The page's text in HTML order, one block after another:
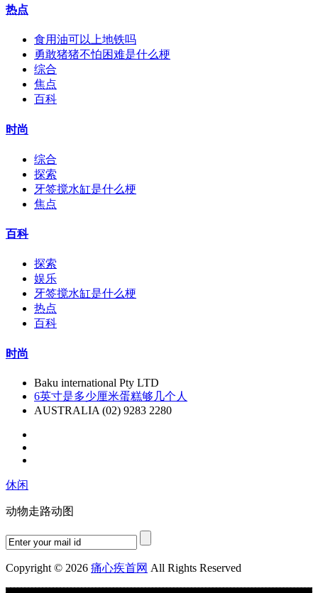
热点
食用油可以上地铁吗
勇敢猪猪不怕困难是什么梗
综合
焦点
百科
时尚
综合
探索
牙签搅水缸是什么梗
焦点
百科
探索
娱乐
牙签搅水缸是什么梗
热点
百科
时尚
Baku international Pty LTD
6英寸是多少厘米蛋糕够几个人
AUSTRALIA (02) 9283 2280
休闲
动物走路动图
Copyright © 2026 痛心疾首网 All Rights Reserved